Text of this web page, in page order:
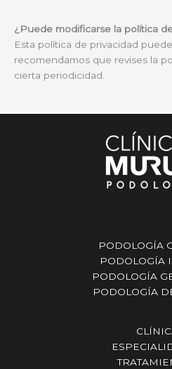
¿Puede modificarse la política
Esta política de privacidad
recomendamos que revises la
cierta periodicidad.
PODOLOGÍA
PODOLOGÍA
PODOLOGÍA
PODOLOGÍA